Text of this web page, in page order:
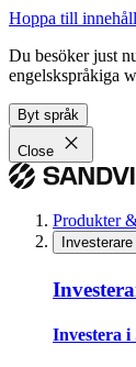
Hoppa till innehåll
Du besöker just
engelskspråkiga
Byt språk
Close
Produkter
Investerare
Investera i